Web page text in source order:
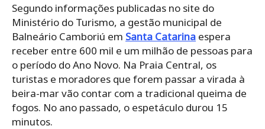
Segundo informações publicadas no site do
Ministério do Turismo, a gestão municipal de
Balneário Camboriú em Santa Catarina espera
receber entre 600 mil e um milhão de pessoas para
o período do Ano Novo. Na Praia Central, os
turistas e moradores que forem passar a virada à
beira-mar vão contar com a tradicional queima de
fogos. No ano passado, o espetáculo durou 15
minutos.